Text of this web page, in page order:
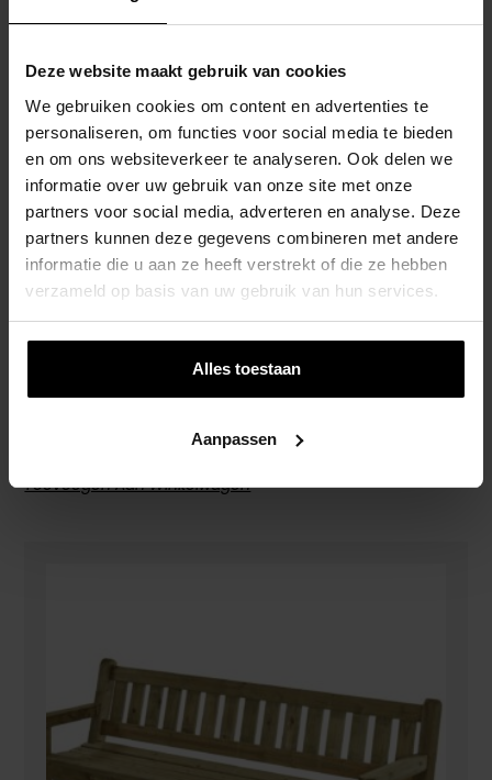
Deze website maakt gebruik van cookies
We gebruiken cookies om content en advertenties te
personaliseren, om functies voor social media te bieden
en om ons websiteverkeer te analyseren. Ook delen we
informatie over uw gebruik van onze site met onze
partners voor social media, adverteren en analyse. Deze
partners kunnen deze gegevens combineren met andere
informatie die u aan ze heeft verstrekt of die ze hebben
verzameld op basis van uw gebruik van hun services.
Alles toestaan
Aanpassen
Toevoegen Aan Winkelwagen